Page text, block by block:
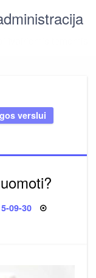
verslui
09-30